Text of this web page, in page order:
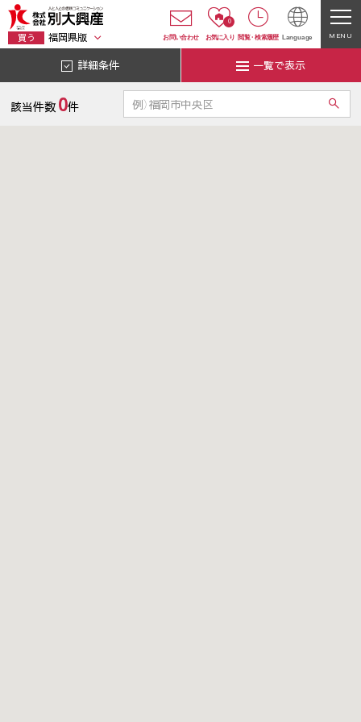
買う 福岡県版 お問い合わせ
0
お気に入り 閲覧・ 検索履歴 Language MENU
詳細条件 一覧で表示
該当件数 0件